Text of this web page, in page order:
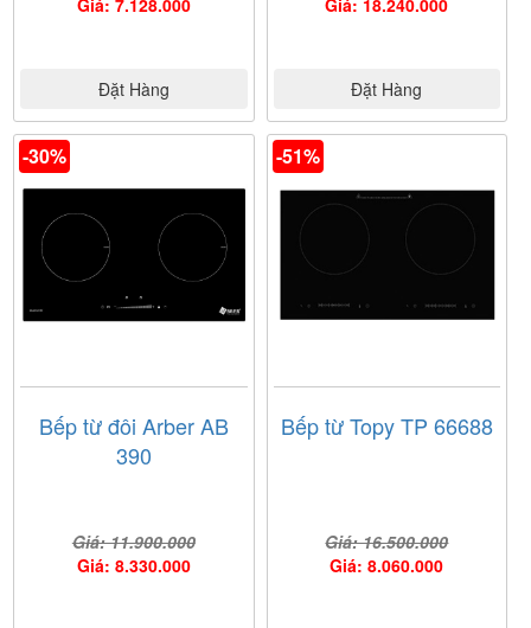
Giá: 7.128.000
Đặt Hàng
Giá: 18.240.000
Đặt Hàng
-30%
Bếp từ đôi Arber AB
390
Giá: 11.900.000
Giá: 8.330.000
-51%
Bếp từ Topy TP 66688
Giá: 16.500.000
Giá: 8.060.000